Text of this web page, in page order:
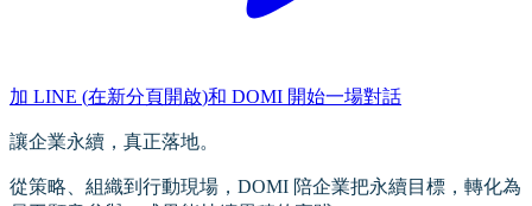
加 LINE (在新分頁開啟)和 DOMI 開始一場對話
讓企業永續，真正落地。
從策略、組織到行動現場，DOMI 陪企業把永續目標，轉化為